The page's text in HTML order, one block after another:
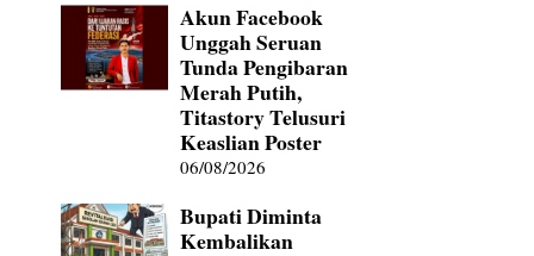
Akun Facebook
Unggah Seruan
Tunda Pengibaran
Merah Putih,
Titastory Telusuri
Keaslian Poster
06/08/2026
Bupati Diminta
Kembalikan